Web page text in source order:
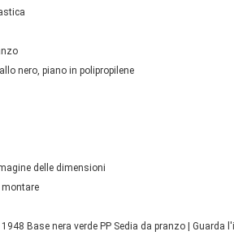
nero, piano in polipropilene
delle dimensioni
montare
1948 Base nera verde PP Sedia da pranzo |